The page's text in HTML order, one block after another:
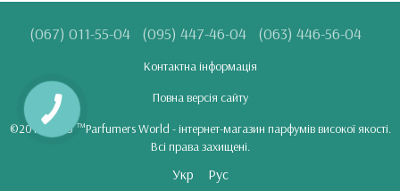
(067) 011-55-04 (095) 447-46-04 (063) 446-56-04
Контактна інформація
Повна версія сайту
©2018-2025 ™Parfumers World - інтернет-магазин парфумів високої якості.
Всі права захищені.
Укр Рус